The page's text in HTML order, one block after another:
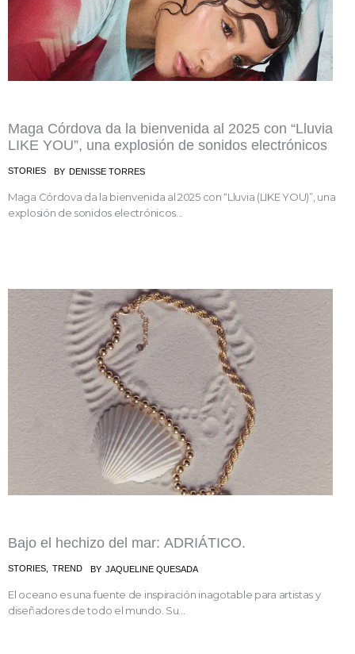
Maga Córdova da la bienvenida al 2025 con “Lluvia
LIKE YOU”, una explosión de sonidos electrónicos
STORIES BY DENISSE TORRES
Maga Córdova da la bienvenida al 2025 con “Lluvia (LIKE YOU)”, una
explosión de sonidos electrónicos...
Bajo el hechizo del mar: ADRIÁTICO.
STORIES TREND BY JAQUELINE QUESADA
El oceano es una fuente de inspiración inagotable para artistas y
diseñadores de todo el mundo. Su...